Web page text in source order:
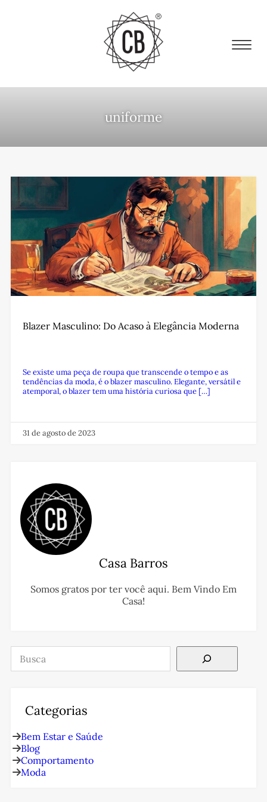
uniforme
Blazer Masculino: Do Acaso à Elegância Moderna
Se existe uma peça de roupa que transcende o tempo e as
tendências da moda, é o blazer masculino. Elegante, versátil e
atemporal, o blazer tem uma história curiosa que […]
31 de agosto de 2023
Casa Barros
Somos gratos por ter você aqui. Bem Vindo Em
Casa!
Pesquisar
Categorias
Bem Estar e Saúde
Blog
Comportamento
Moda